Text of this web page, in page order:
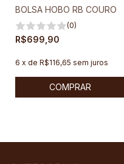
BOLSA HOBO RB COURO
(0)
R$699,90
6 x de R$116,65 sem juros
COMPRAR